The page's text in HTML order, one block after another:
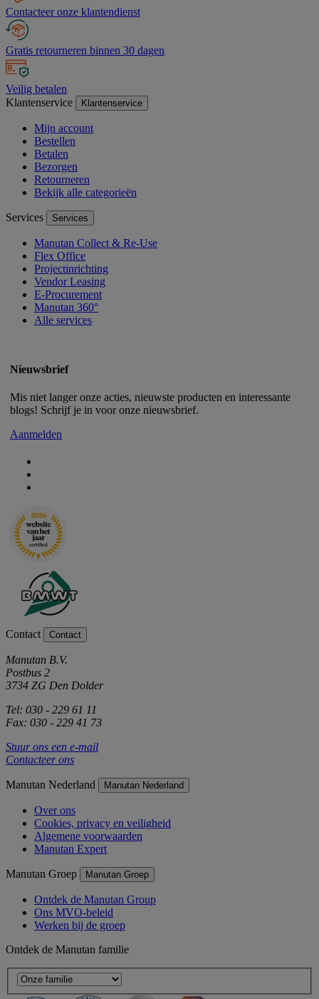
Contacteer onze klantendienst
Gratis retourneren binnen 30 dagen
Veilig betalen
Klantenservice
Klantenservice
Mijn account
Bestellen
Betalen
Bezorgen
Retourneren
Bekijk alle categorieën
Services Services
Manutan Collect & Re-Use
Flex Office
Projectinrichting
Vendor Leasing
E-Procurement
Manutan 360°
Alle services
Nieuwsbrief
Mis niet langer onze acties, nieuwste producten en interessante
blogs! Schrijf je in voor onze nieuwsbrief.
Aanmelden
Contact Contact
Manutan B.V.
Postbus 2
3734 ZG Den Dolder
Tel: 030 - 229 61 11
Fax: 030 - 229 41 73
Stuur ons een e-mail
Contacteer ons
Manutan Nederland Manutan Nederland
Over ons
Cookies, privacy en veiligheid
Algemene voorwaarden
Manutan Expert
Manutan Groep Manutan Groep
Ontdek de Manutan Group
Ons MVO-beleid
Werken bij de groep
Ontdek de Manutan familie